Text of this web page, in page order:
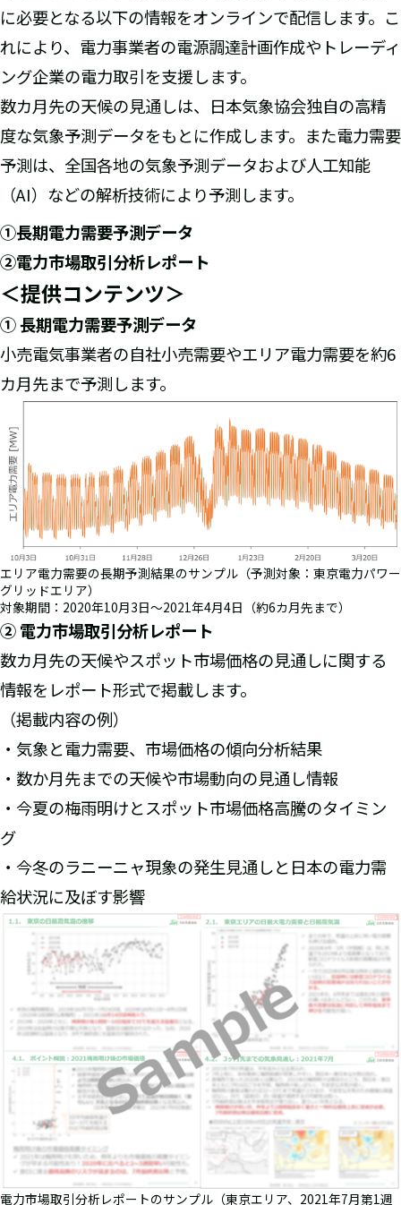
に必要となる以下の情報をオンラインで配信します。こ
れにより、電力事業者の電源調達計画作成やトレーディ
ング企業の電力取引を支援します。
数カ月先の天候の見通しは、日本気象協会独自の高精
度な気象予測データをもとに作成します。また電力需要
予測は、全国各地の気象予測データおよび人工知能
（AI）などの解析技術により予測します。
①長期電力需要予測データ
②電力市場取引分析レポート
＜提供コンテンツ＞
① 長期電力需要予測データ
小売電気事業者の自社小売需要やエリア電力需要を約6
カ月先まで予測します。
エリア電力需要の長期予測結果のサンプル（予測対象：東京電力パワー
グリッドエリア）
対象期間：2020年10月3日～2021年4月4日（約6カ月先まで）
② 電力市場取引分析レポート
数カ月先の天候やスポット市場価格の見通しに関する
情報をレポート形式で掲載します。
（掲載内容の例）
・気象と電力需要、市場価格の傾向分析結果
・数か月先までの天候や市場動向の見通し情報
・今夏の梅雨明けとスポット市場価格高騰のタイミン
グ
・今冬のラニーニャ現象の発生見通しと日本の電力需
給状況に及ぼす影響
電力市場取引分析レポートのサンプル（東京エリア、2021年7月第1週